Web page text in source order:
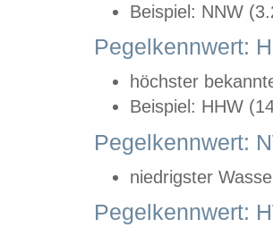
Beispiel: NNW
Pegelkennwert:
höchster
Beispiel: HHW
Pegelkennwert:
niedrigster
Pegelkennwert: